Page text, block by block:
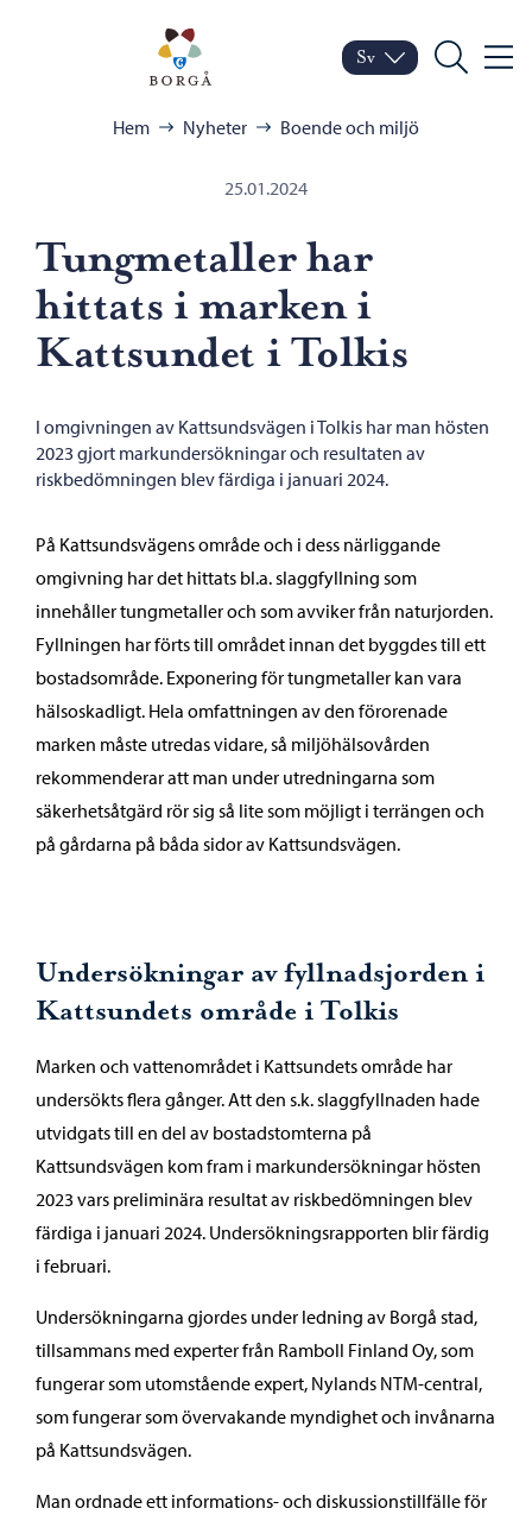
Porvoo – Gå till
Byt språk
Nuvarande språk:
Sv
Sök Meny
Hem Nyheter Boende och miljö
25.01.2024
Tungmetaller har
hittats i marken i
Kattsundet i Tolkis
I omgivningen av Kattsundsvägen i Tolkis har man hösten
2023 gjort markundersökningar och resultaten av
riskbedömningen blev färdiga i januari 2024.
På Kattsundsvägens område och i dess närliggande
omgivning har det hittats bl.a. slaggfyllning som
innehåller tungmetaller och som avviker från naturjorden.
Fyllningen har förts till området innan det byggdes till ett
bostadsområde. Exponering för tungmetaller kan vara
hälsoskadligt. Hela omfattningen av den förorenade
marken måste utredas vidare, så miljöhälsovården
rekommenderar att man under utredningarna som
säkerhetsåtgärd rör sig så lite som möjligt i terrängen och
på gårdarna på båda sidor av Kattsundsvägen.
Undersökningar av fyllnadsjorden i
Kattsundets område i Tolkis
Marken och vattenområdet i Kattsundets område har
undersökts flera gånger. Att den s.k. slaggfyllnaden hade
utvidgats till en del av bostadstomterna på
Kattsundsvägen kom fram i markundersökningar hösten
2023 vars preliminära resultat av riskbedömningen blev
färdiga i januari 2024. Undersökningsrapporten blir färdig
i februari.
Undersökningarna gjordes under ledning av Borgå stad,
tillsammans med experter från Ramboll Finland Oy, som
fungerar som utomstående expert, Nylands NTM-central,
som fungerar som övervakande myndighet och invånarna
på Kattsundsvägen.
Man ordnade ett informations- och diskussionstillfälle för